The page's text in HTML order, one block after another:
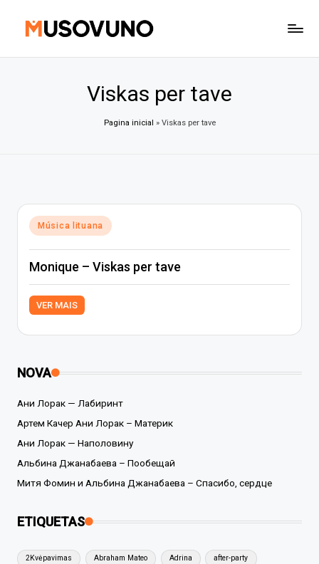
Viskas per tave
Pagina inicial » Viskas per tave
Posted
in
Música lituana
Monique – Viskas per tave
VER MAIS
NOVA
Ани Лорак — Лабиринт
Артем Качер Ани Лорак – Материк
Ани Лорак — Наполовину
Альбина Джанабаева – Пообещай
Митя Фомин и Альбина Джанабаева – Спасибо, сердце
ETIQUETAS
2Kvėpavimas Abraham Mateo Adrina after-party